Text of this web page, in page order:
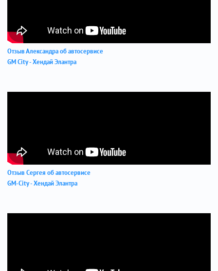
Отзыв Александра об автосервисе
GM City - Хендай Элантра
Отзыв Сергея об автосервисе
GM-City - Хендай Элантра